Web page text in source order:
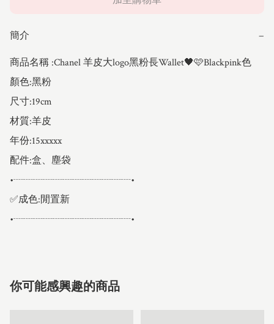
簡介 −
商品名稱 :Chanel 羊皮大logo黑粉長Wallet🖤🩷Blackpink色
顏色:黑粉
尺寸:19cm
材質:羊皮
年份:15xxxxx
配件:盒、塵袋
•┈┈┈┈┈┈┈┈┈┈┈┈•
✅成色:閒置新
•┈┈┈┈┈┈┈┈┈┈┈┈•
你可能感興趣的商品